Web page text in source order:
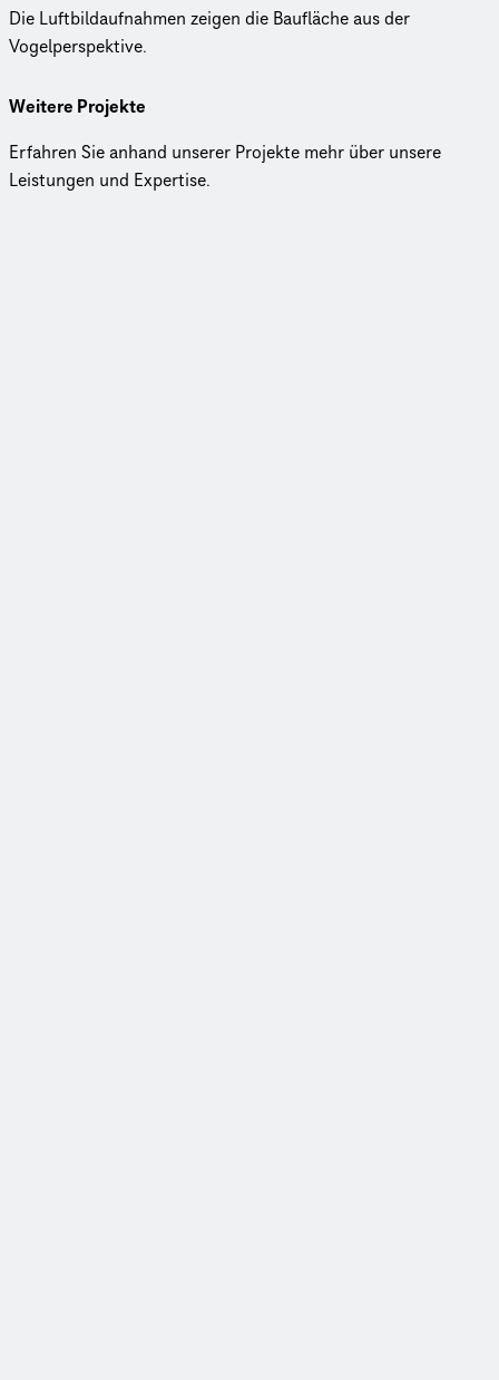
Die Luftbildaufnahmen zeigen die Baufläche aus der
Vogelperspektive.
Weitere Projekte
Erfahren Sie anhand unserer Projekte mehr über unsere
Leistungen und Expertise.